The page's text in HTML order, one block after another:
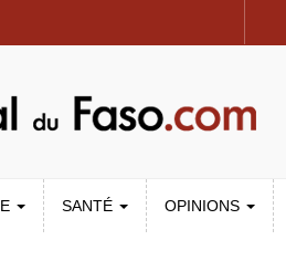
SANTÉ OPINIONS